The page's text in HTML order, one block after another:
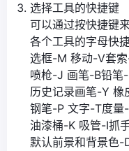
选择工具的快捷键
可以通过按快捷键
各个工具的字母快捷
选框-M 移动-V套
喷枪-J 画笔-B铅笔
历史记录画笔-Y 橡
钢笔-P 文字-T度量
油漆桶-K 吸管-I抓
默认前景和背景色-